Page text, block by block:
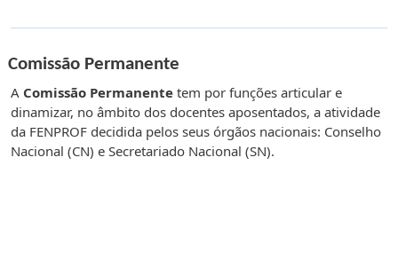
Comissão Permanente
A Comissão Permanente tem por funções articular e
dinamizar, no âmbito dos docentes aposentados, a atividade
da FENPROF decidida pelos seus órgãos nacionais: Conselho
Nacional (CN) e Secretariado Nacional (SN).